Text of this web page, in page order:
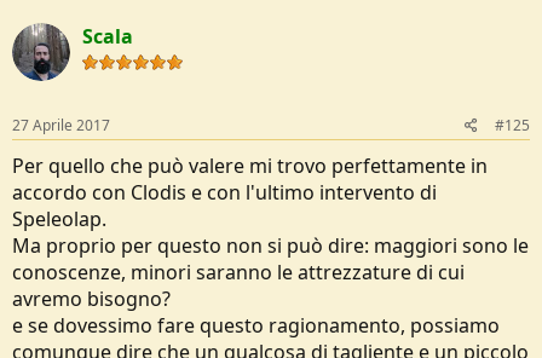
c
t
i
o
s
:
Scala
27 Aprile 2017 #125
Per quello che può valere mi trovo perfettamente in
accordo con Clodis e con l'ultimo intervento di
Speleolap.
Ma proprio per questo non si può dire: maggiori sono le
conoscenze, minori saranno le attrezzature di cui
avremo bisogno?
e se dovessimo fare questo ragionamento, possiamo
comunque dire che un qualcosa di tagliente e un piccolo